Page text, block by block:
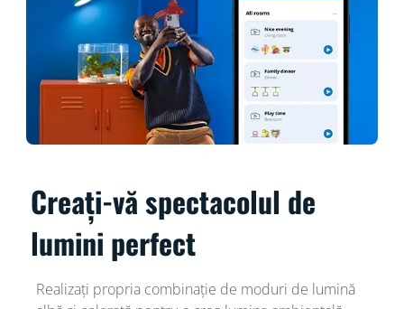
Creați-vă spectacolul de
lumini perfect
Realizați propria combinație de moduri de lumină